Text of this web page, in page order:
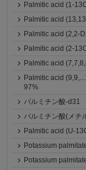
Palmitic acid (1-
Palmitic acid
Palmitic acid (2,2-
Palmitic acid (2-
Palmitic acid
Palmitic acid
97%
パルミチン酸-d31
パルミチン酸(メチ
Palmitic acid (U-
Potassium
Potassium